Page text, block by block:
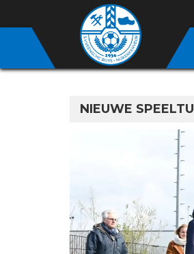
NIEUWE